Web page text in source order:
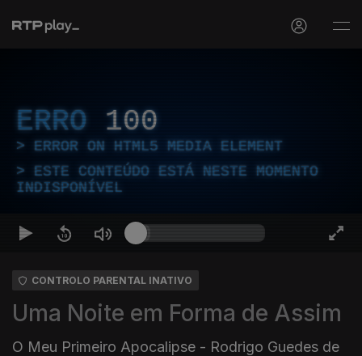
ERRO 100
ERROR ON HTML5 MEDIA ELEMENT
ESTE CONTEÚDO ESTÁ NESTE MOMENTO
INDISPONÍVEL
CONTROLO PARENTAL INATIVO
Uma Noite em Forma de Assim
O Meu Primeiro Apocalipse - Rodrigo Guedes de